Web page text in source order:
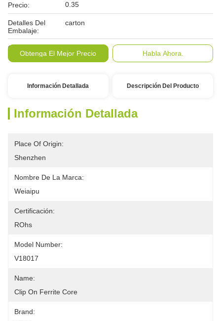
Precio: 0.35
Detalles Del
Embalaje:
carton
Condiciones De
Pago:Obtenga El Mejor Precio Habla Ahora.
Información Detallada Descripción Del Producto
Información Detallada
Place Of Origin:
Shenzhen
Nombre De La Marca:
Weiaipu
Certificación:
ROhs
Model Number:
V18017
Name:
Clip On Ferrite Core
Brand: